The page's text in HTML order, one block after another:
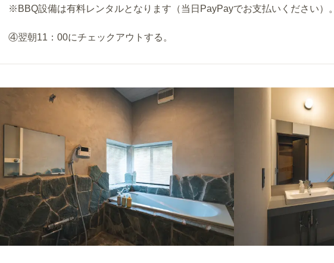
※BBQ設備は有料レンタルとなります（当日PayPayでお支払いください）。
④翌朝11：00にチェックアウトする。